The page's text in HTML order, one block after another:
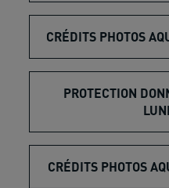
CRÉDITS PHOTOS
PROTECTION
CRÉDITS PHOTOS